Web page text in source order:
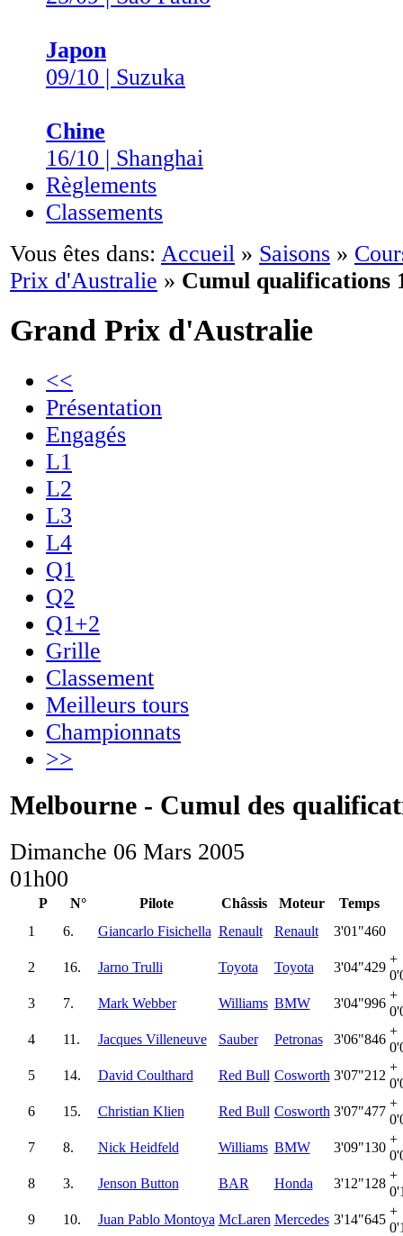
Japon
09/10 | Suzuka
Chine
16/10 | Shanghai
Règlements
Classements
Vous êtes dans: Accueil » Saisons »
Prix d'Australie » Cumul qualifications
Grand Prix d'Australie
<<
Présentation
Engagés
L1
L2
L3
L4
Q1
Q2
Q1+2
Grille
Classement
Meilleurs tours
Championnats
>>
Melbourne - Cumul des
Dimanche 06 Mars 2005
01h00
P N° Pilote Châssis Moteur
Temps
1
6. Giancarlo Fisichella Renault Renault 3'01"460
2 16. Jarno Trulli Toyota Toyota 3'04"429
+
3
7. Mark Webber Williams BMW 3'04"996
+
4
11. Jacques Villeneuve Sauber Petronas 3'06"846
+
5
14. David Coulthard Red Bull Cosworth 3'07"212
+
6
15. Christian Klien Red Bull Cosworth 3'07"477
+
7
8. Nick Heidfeld Williams BMW 3'09"130
+
8
3. Jenson Button BAR Honda 3'12"128
+
9
10. Juan Pablo Montoya McLaren Mercedes 3'14"645
+